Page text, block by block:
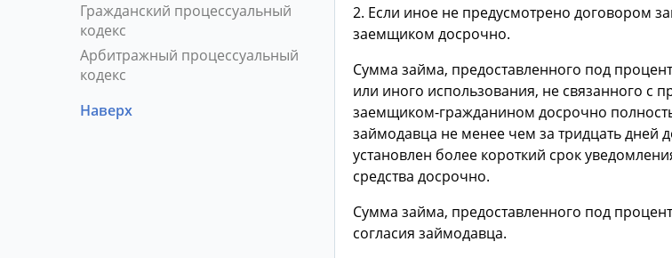
Гражданский процессуальный
кодекс
Арбитражный процессуальный
кодекс
Наверх
2. Если иное не предусмотрено договором
заемщиком досрочно.
Сумма займа, предоставленного под
или иного использования, не связанного с
заемщиком-гражданином досрочно
займодавца не менее чем за тридцать дней
установлен более короткий срок
средства досрочно.
Сумма займа, предоставленного под
согласия займодавца.